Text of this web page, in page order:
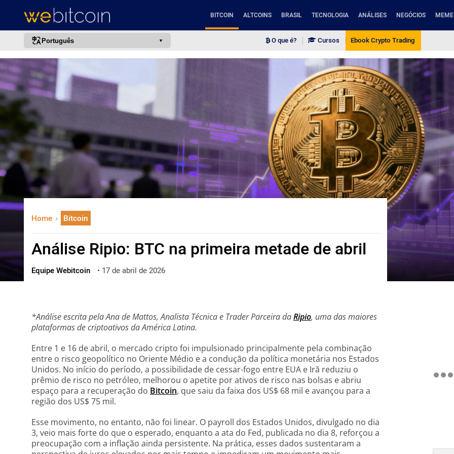
BITCOIN ALTCOINS BRASIL TECNOLOGIA ANÁLISES NEGÓCIOS
Português
português (BR)
english
español
italiano
deutsch
日本語
中文
العربية
ไทย
ქართული
O que é? Cursos Ebook Crypto Trading
Home Bitcoin
Análise Ripio: BTC na primeira metade de abril
Equipe Webitcoin • 17 de abril de 2026
*Análise escrita pela Ana de Mattos, Analista Técnica e Trader Parceira daRipio, uma das maiores
plataformas de criptoativos da América Latina.
Entre 1 e 16 de abril, o mercado cripto foi impulsionado principalmente pela combinação
entre o risco geopolítico no Oriente Médio e a condução da política monetária nos Estados
Unidos. No início do período, a possibilidade de cessar-fogo entre EUA e Irã reduziu o
prêmio de risco no petróleo, melhorou o apetite por ativos de risco nas bolsas e abriu
espaço para a recuperação do Bitcoin, que saiu da faixa dos US$ 68 mil e avançou para a
região dos US$ 75 mil.
Esse movimento, no entanto, não foi linear. O payroll dos Estados Unidos, divulgado no dia
3, veio mais forte do que o esperado, enquanto a ata do Fed, publicada no dia 8, reforçou a
preocupação com a inflação ainda persistente. Na prática, esses dados sustentaram a